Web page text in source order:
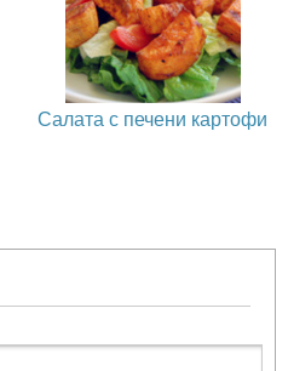
Салата с печени картофи